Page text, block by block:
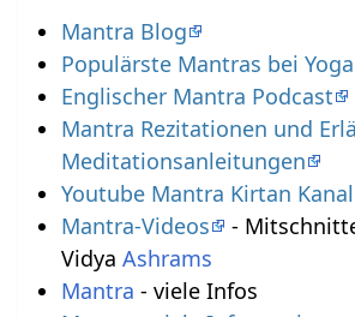
Mantra Blog
Populärste Mantras bei
Englischer Mantra Podcast
Mantra Rezitationen und
Meditationsanleitungen
Youtube Mantra Kirtan Kanal
Mantra-Videos
-
Vidya Ashrams
Mantra - viele Infos